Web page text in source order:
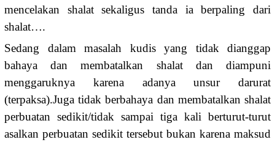
mencelakan shalat sekaligus tanda ia berpaling dari
shalat….
Sedang dalam masalah kudis yang tidak dianggap
bahaya dan membatalkan shalat dan diampuni
menggaruknya karena adanya unsur darurat
(terpaksa).Juga tidak berbahaya dan membatalkan shalat
perbuatan sedikit/tidak sampai tiga kali berturut-turut
asalkan perbuatan sedikit tersebut bukan karena maksud